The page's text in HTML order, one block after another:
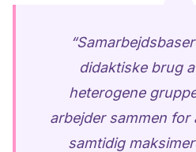
didaktiske brug
heterogene
arbejder sammen
samtidig